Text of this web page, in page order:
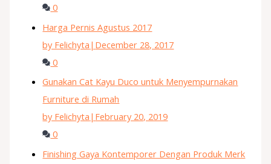
0
Harga Pernis Agustus 2017
by Felichyta | December 28, 2017
0
Gunakan Cat Kayu Duco untuk Menyempurnakan
Furniture di Rumah
by Felichyta | February 20, 2019
0
Finishing Gaya Kontemporer Dengan Produk Merk